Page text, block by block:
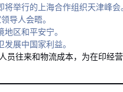
举行的上海合作组织天津峰会。
导人会晤。
区和平安宁。
展中国家利益。
往来和物流成本，为在印经